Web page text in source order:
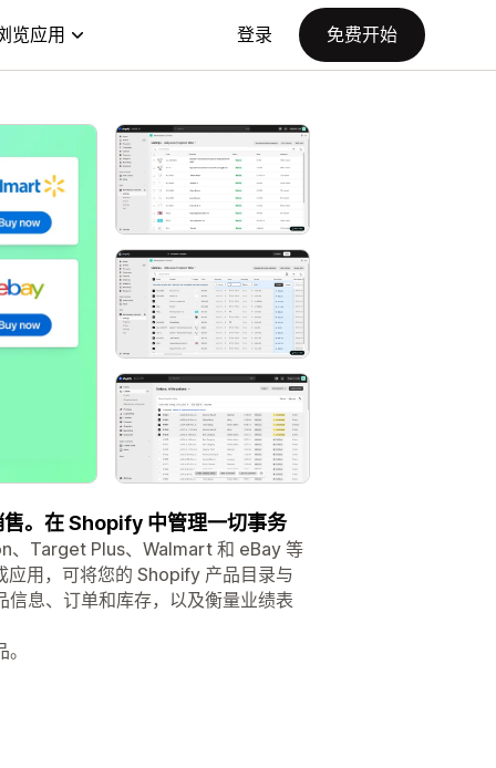
览应用 登录 免费开始
。在 Shopify 中管理一切事务
Target Plus、Walmart 和 eBay 等
用，可将您的 Shopify 产品目录与
息、订单和库存，以及衡量业绩表